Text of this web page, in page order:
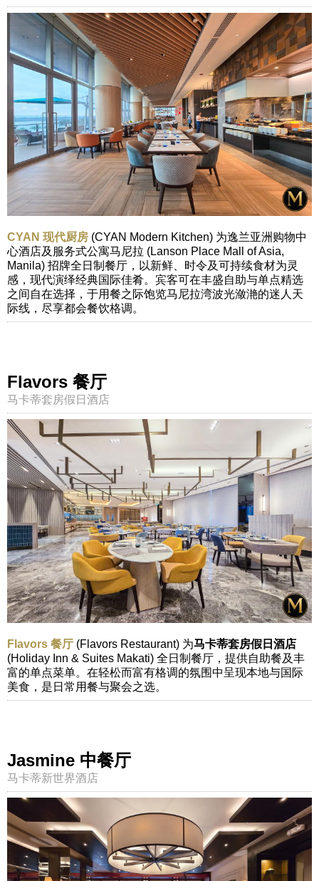
CYAN 现代厨房 (CYAN Modern Kitchen) 为逸兰亚洲购物中
心酒店及服务式公寓马尼拉 (Lanson Place Mall of Asia,
Manila) 招牌全日制餐厅，以新鲜、时令及可持续食材为灵
感，现代演绎经典国际佳肴。宾客可在丰盛自助与单点精选
之间自在选择，于用餐之际饱览马尼拉湾波光潋滟的迷人天
际线，尽享都会餐饮格调。
Flavors 餐厅
马卡蒂套房假日酒店
Flavors 餐厅 (Flavors Restaurant) 为马卡蒂套房假日酒店
(Holiday Inn & Suites Makati) 全日制餐厅，提供自助餐及丰
富的单点菜单。在轻松而富有格调的氛围中呈现本地与国际
美食，是日常用餐与聚会之选。
Jasmine 中餐厅
马卡蒂新世界酒店